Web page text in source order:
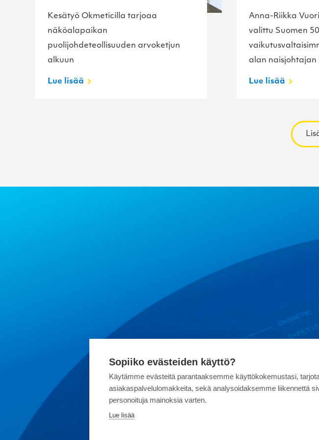
Kesätyö Okmeticilla tarjoaa
näköalapaikan
puolijohdeteollisuuden arvoketjun
alkuun
Lue lisää
Anna-Riikka
valittu Suomen 50
alan naisjohtajan
Lue lisää
Sopiiko evästeiden käyttö?
Käytämme evästeitä parantaaksemme käyttökokemustasi,
asiakaspalvelulomakkeita, sekä analysoidaksemme liikennettä
personoituja mainoksia varten.
Lue lisää